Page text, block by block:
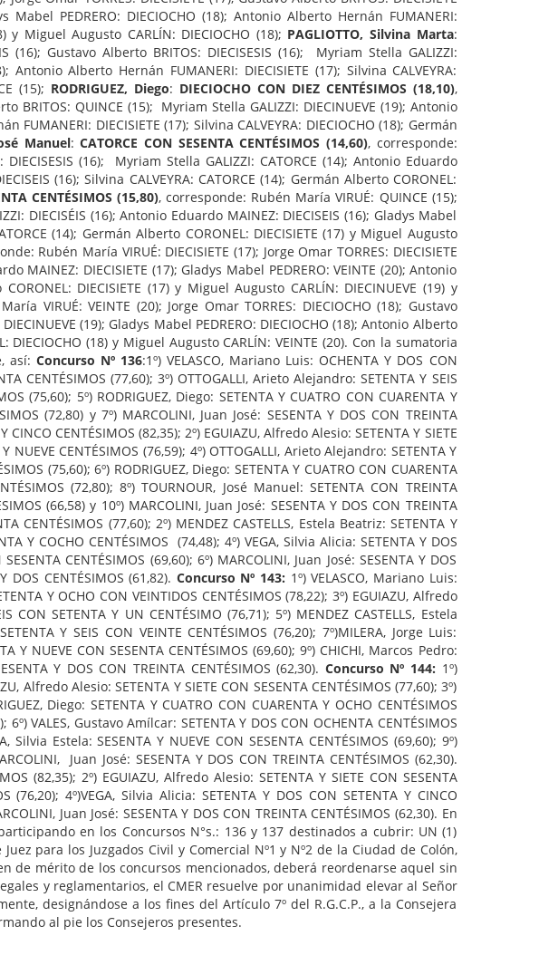
PEDRERO: DIECIOCHO (18); Antonio Alberto Hernán FUMANERI:
y Miguel Augusto CARLÍN: DIECIOCHO (18); PAGLIOTTO, Silvina Marta:
(16); Gustavo Alberto BRITOS: DIECISESIS (16); Myriam Stella GALIZZI:
Alberto Hernán FUMANERI: DIECISIETE (17); Silvina CALVEYRA:
(15); RODRIGUEZ, Diego: DIECIOCHO CON DIEZ CENTÉSIMOS (18,10),
BRITOS: QUINCE (15); Myriam Stella GALIZZI: DIECINUEVE (19); Antonio
DIECISIETE (17); Silvina CALVEYRA: DIECIOCHO (18); Germán
Manuel:CATORCE CON SESENTA CENTÉSIMOS (14,60), corresponde:
(16); Myriam Stella GALIZZI: CATORCE (14); Antonio Eduardo
(16); Silvina CALVEYRA: CATORCE (14); Germán Alberto CORONEL:
CENTÉSIMOS (15,80), corresponde: Rubén María VIRUÉ: QUINCE (15);
DIECISÉIS (16); Antonio Eduardo MAINEZ: DIECISEIS (16); Gladys Mabel
(14); Germán Alberto CORONEL: DIECISIETE (17) y Miguel Augusto
Rubén María VIRUÉ: DIECISIETE (17); Jorge Omar TORRES: DIECISIETE
MAINEZ: DIECISIETE (17); Gladys Mabel PEDRERO: VEINTE (20); Antonio
DIECISIETE (17) y Miguel Augusto CARLÍN: DIECINUEVE (19) y
VIRUÉ: VEINTE (20); Jorge Omar TORRES: DIECIOCHO (18); Gustavo
(19); Gladys Mabel PEDRERO: DIECIOCHO (18); Antonio Alberto
DIECIOCHO (18) y Miguel Augusto CARLÍN: VEINTE (20). Con la sumatoria
así:Concurso Nº 136:1º) VELASCO, Mariano Luis: OCHENTA Y DOS CON
CENTÉSIMOS (77,60); 3º) OTTOGALLI, Arieto Alejandro: SETENTA Y SEIS
(75,60); 5º) RODRIGUEZ, Diego: SETENTA Y CUATRO CON CUARENTA Y
(72,80) y 7º) MARCOLINI, Juan José: SESENTA Y DOS CON TREINTA
CENTÉSIMOS (82,35); 2º) EGUIAZU, Alfredo Alesio: SETENTA Y SIETE
NUEVE CENTÉSIMOS (76,59); 4º) OTTOGALLI, Arieto Alejandro: SETENTA Y
(75,60); 6º) RODRIGUEZ, Diego: SETENTA Y CUATRO CON CUARENTA
(72,80); 8º) TOURNOUR, José Manuel: SETENTA CON TREINTA
(66,58) y 10º) MARCOLINI, Juan José: SESENTA Y DOS CON TREINTA
CENTÉSIMOS (77,60); 2º) MENDEZ CASTELLS, Estela Beatriz: SETENTA Y
Y COCHO CENTÉSIMOS (74,48); 4º) VEGA, Silvia Alicia: SETENTA Y DOS
CENTÉSIMOS (69,60); 6º) MARCOLINI, Juan José: SESENTA Y DOS
DOS CENTÉSIMOS (61,82). Concurso Nº 143: 1º) VELASCO, Mariano Luis:
Y OCHO CON VEINTIDOS CENTÉSIMOS (78,22); 3º) EGUIAZU, Alfredo
CON SETENTA Y UN CENTÉSIMO (76,71); 5º) MENDEZ CASTELLS, Estela
Y SEIS CON VEINTE CENTÉSIMOS (76,20); 7º)MILERA, Jorge Luis:
Y NUEVE CON SESENTA CENTÉSIMOS (69,60); 9º) CHICHI, Marcos Pedro:
Y DOS CON TREINTA CENTÉSIMOS (62,30). Concurso Nº 144: 1º)
Alfredo Alesio: SETENTA Y SIETE CON SESENTA CENTÉSIMOS (77,60); 3º)
Diego: SETENTA Y CUATRO CON CUARENTA Y OCHO CENTÉSIMOS
VALES, Gustavo Amílcar: SETENTA Y DOS CON OCHENTA CENTÉSIMOS
Estela: SESENTA Y NUEVE CON SESENTA CENTÉSIMOS (69,60); 9º)
Juan José: SESENTA Y DOS CON TREINTA CENTÉSIMOS (62,30).
(82,35); 2º) EGUIAZU, Alfredo Alesio: SETENTA Y SIETE CON SESENTA
(76,20); 4º)VEGA, Silvia Alicia: SETENTA Y DOS CON SETENTA Y CINCO
Juan José: SESENTA Y DOS CON TREINTA CENTÉSIMOS (62,30). En
en los Concursos N°s.: 136 y 137 destinados a cubrir: UN (1)
para los Juzgados Civil y Comercial Nº1 y Nº2 de la Ciudad de Colón,
de mérito de los concursos mencionados, deberá reordenarse aquel sin
y reglamentarios, el CMER resuelve por unanimidad elevar al Señor
designándose a los fines del Artículo 7º del R.G.C.P., a la Consejera
al pie los Consejeros presentes.